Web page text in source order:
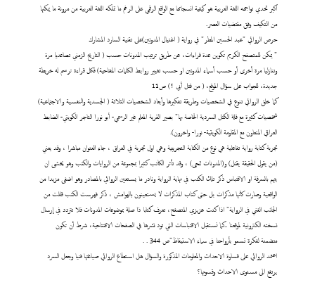
اكبر تحدي تواجهه اللغة العربية هو كيفية انسجامها مع الواقع الرقمي على الرغم ما تملكه اللغة العربية من مرونة ما يمكنها
من التكيف وفق مقتضيات العصر.
حرص الروائي "عبد الحسين المطر" في رواية ( اغتيال المدونين)على تقنية السارد المشارك
" يمكن للمتصفح الكريم تكوين عدة قراءات، عن طريق ترتيب المدونات حسب ( التاريخ الزمني تصاعديا مرة
وتنازليا مرة أخرى أو حسب أسماء المدونين او حسب تغيير روابط الكلمات المفتاحية) فكل قراءة ترسم له خريطة
جديدة، للجواب على سؤال الموقع، ( من قتل أبي ؟) ص11
كما خلق الروائي تنوع في الشخصيات وطريقة تفكيرها وأبعاد الشخصيات الثلاثة ( الجسدية والنفسية والاجتماعية)
شخصيات كثيرة مع قلة الكتل السردية الخاصة بها" بصير القرية المعلم غير الرسمي- أبو نورا التاجر الكويتي- الضابط
العراقي المتعاون مع المقاومة الكويتية- نورا- واخرون).
تجربة كتابة رواية تفاعلية هي نوع من الكتابة التجريبية وهي اول تجربة في العراق ، جاء العنوان مباشرا ، وقد يعني
(من يقول الحقيقة يقتل) و(المدونات تمحى) ، وقد تأثر الكاتب كثيرا بمجموعة من الروايات والكتب وهو يخشى ان
يتهم بالسرقة او الاقتباس ذكر تلك الكتب في نهاية الرواية ونادر ما يستعين الروائي بالمصادر وهو اضفى مزيدا من
الواقعية وصارت كأنها مذكرات بل حتى كتاب المذكرات لا يستعينون بالهوامش ، ذكر فهرست الكتب قللت من
الجانب الفني في الرواية" اذا كنت عزيزي المتصفح، تعرف كتابا ذا صلة بموضوعات المدونات فلا تتردد في إرسال
نسخته الكترونية لموقعنا ..كما نستقبل الاقتباسات التي تود نشرها في الصفحات الافتتاحية، شرط أن تكون
متضمنة لفكرة تسمو بأرواحنا في سماء الاستيقاظ"ص 344 . .
اعتمد الروائي على قساوة الاحداث والمعلومات المذكورة والسؤال هل استطاع الروائي صياغتها فنيا وجعل السرد
يرتفع الى مستوى الاحداث وقسوتها؟